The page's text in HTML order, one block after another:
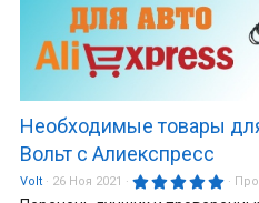
Необходимые товары
Вольт с Алиекспресс
Volt 26 Ноя 2021
5